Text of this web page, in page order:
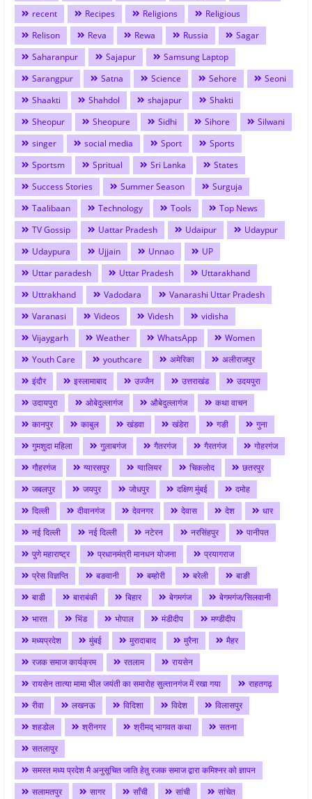
recent
Recipes Religions
Religious
Relison
Reva Rewa Russia
Sagar
Saharanpur
Sajapur
Samsung Laptop
Sarangpur
Satna Science Sehore
Seoni
Shaakti
Shahdol shajapur
Shakti
Sheopur
Sheopure Sidhi Sihore
Silwani
singer
social media Sport
Sports
Sportsm
Spritual Sri Lanka
States
Success Stories
Summer Season
Surguja
Taalibaan
Technology Tools
Top News
TV Gossip
Uattar Pradesh Udaipur
Udaypur
Udaypura
Ujjain Unnao
UP
Uttar paradesh
Uttar Pradesh
Uttarakhand
Uttrakhand
Vadodara
Vanarashi Uttar Pradesh
Varanasi
Videos Videsh
vidisha
Vijaygarh
Weather WhatsApp
Women
Youth Care
youthcare अमेरिका
अलीराजपुर
इंदौर
इस्लामाबाद उज्जैन उत्तराखंड
उदयपुरा
उदायपुरा
ओबेदुल्लागंज औबेदुल्लागंज
कथा वाचन
कानपुर
काबुल खंडवा खंडेरा गङी
गुना
गुमशुदा महिला
गुलाबगंज गैतरगंज गैरतगंज
गोहरगंज
गौहरगंज
ग्यारसपुर ग्वालियर चिकलोद
छतरपुर
जबलपुर
जयपुर जोधपुर दक्षिण मुंबई
दमोह
दिल्ली
दीवानगंज देवनगर देवास देश
धार
नई दिल्ली
नई दिल्ली नटेरन नरसिंहपुर
पानीपत
पुणे महाराष्ट्र
प्रधानमंत्री मानधन योजना
प्रयागराज
प्रेस विज्ञप्ति
बङवानी बम्होरी बरेली
बाङी
बाडी
बाराबंकी बिहार बेगमगंज
बेगमगंज/सिलवानी
भारत
भिंड भोपाल मंडीदीप
मण्डीदीप
मध्यप्रदेश
मुंबई मुरादाबाद मुरैना
मैहर
रजक समाज कार्यक्रम
रतलाम
रायसेन
रायसेन तात्या मामा भील जयंती का समारोह सुल्तानगंज में रखा गया
राहतगढ़
रीवा
लखनऊ विदिशा विदेश
विलासपुर
शहडोल
श्रीनगर श्रीमद् भागवत कथा
सतना
सतलापुर
समस्त मध्य प्रदेश मै अनुसूचित जाति हेतु रजक समाज द्वारा कमिश्नर को ज्ञापन
सलामतपुर
सागर साँची सांची सांचेत